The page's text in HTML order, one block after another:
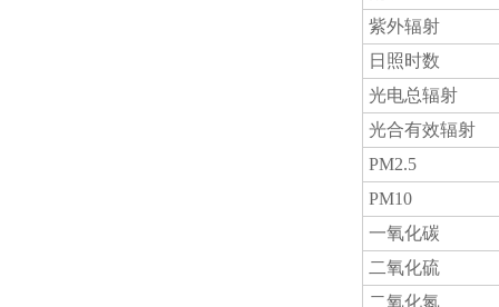
紫外辐射
日照时数
光电总辐射
光合有效辐射
PM2.5
PM10
一氧化碳
二氧化硫
二氧化氮